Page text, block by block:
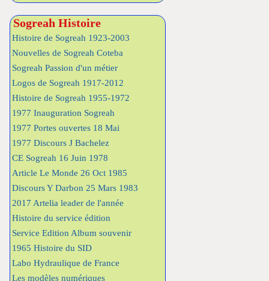
Sogreah Histoire
Histoire de Sogreah 1923-2003
Nouvelles de Sogreah Coteba
Sogreah Passion d'un métier
Logos de Sogreah 1917-2012
Histoire de Sogreah 1955-1972
1977 Inauguration Sogreah
1977 Portes ouvertes 18 Mai
1977 Discours J Bachelez
CE Sogreah 16 Juin 1978
Article Le Monde 26 Oct 1985
Discours Y Darbon 25 Mars 1983
2017 Artelia leader de l'année
Histoire du service édition
Service Edition Album souvenir
1965 Histoire du SID
Labo Hydraulique de France
Les modèles numériques